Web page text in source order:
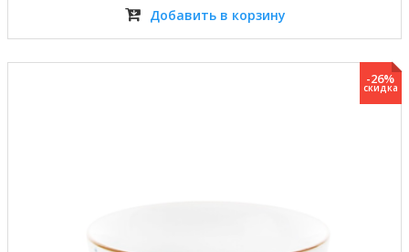
Добавить в корзину
-26%
скидка